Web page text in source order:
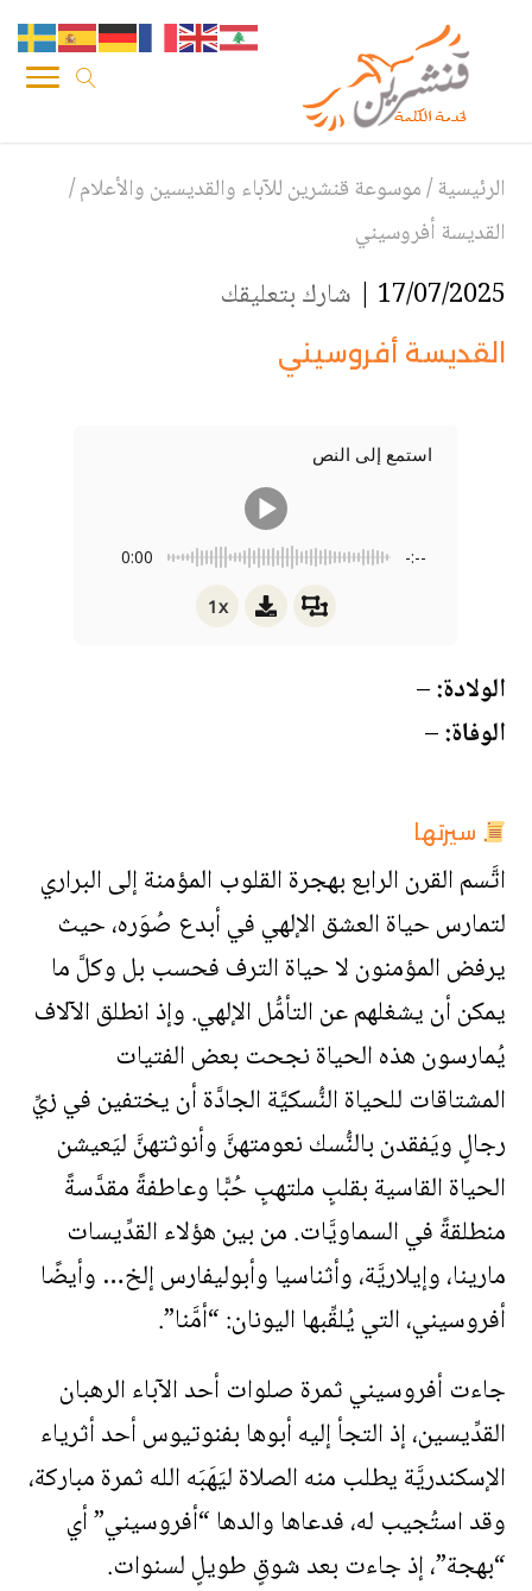
الرئيسية/موسوعة قنشرين للآباء والقديسين والأعلام/
القديسة أفروسيني
17/07/2025 | شارك بتعليقك
القديسة أفروسيني
استمع إلى النص
0:00 -:--
1x
الولادة:–
الوفاة:–
سيرتها
اتَّسم القرن الرابع بهجرة القلوب المؤمنة إلى البراري
لتمارس حياة العشق الإلهي في أبدع صُوَره، حيث
يرفض المؤمنون لا حياة الترف فحسب بل وكلَّ ما
يمكن أن يشغلهم عن التأمُّل الإلهي. وإذ انطلق الآلاف
يُمارسون هذه الحياة نجحت بعض الفتيات
المشتاقات للحياة النُّسكيَّة الجادَّة أن يختفين في زيِّ
رجالٍ ويَفقدن بالنُّسك نعومتهنَّ وأنوثتهنَّ ليَعيشن
الحياة القاسية بقلبٍ ملتهبٍ حُبًّا وعاطفةً مقدَّسةً
منطلقةً في السماويَّات. من بين هؤلاء القدِّيسات
مارينا، وإيلاريَّة، وأثناسيا وأبوليفارس إلخ… وأيضًا
أفروسيني، التي يُلقِّبها اليونان: “أمَّنا”.
جاءت أفروسيني ثمرة صلوات أحد الآباء الرهبان
القدِّيسين، إذ التجأ إليه أبوها بفنوتيوس أحد أثرياء
الإسكندريَّة يطلب منه الصلاة ليَهَبَه الله ثمرة مباركة،
وقد استُجيب له، فدعاها والدها “أفروسيني” أي
“بهجة”، إذ جاءت بعد شوقٍ طويلٍ لسنوات.